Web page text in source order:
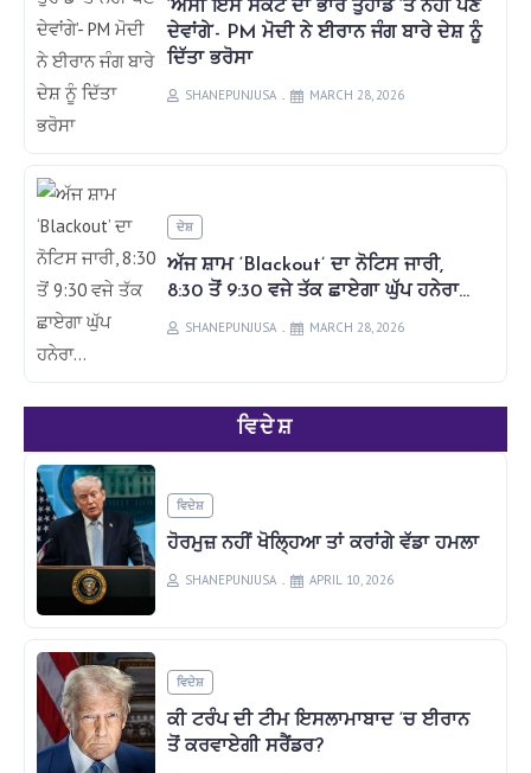
‘ਅਸੀਂ ਇਸ ਸੰਕਟ ਦਾ ਭਾਰ ਤੁਹਾਡੇ ‘ਤੇ ਨਹੀਂ ਪੈਣ
ਦੇਵਾਂਗੇ’- PM ਮੋਦੀ ਨੇ ਈਰਾਨ ਜੰਗ ਬਾਰੇ ਦੇਸ਼ ਨੂੰ
ਦਿੱਤਾ ਭਰੋਸਾ
SHANEPUNJUSA MARCH 28, 2026
ਦੇਸ਼
ਅੱਜ ਸ਼ਾਮ ‘Blackout’ ਦਾ ਨੋਟਿਸ ਜਾਰੀ,
8:30 ਤੋਂ 9:30 ਵਜੇ ਤੱਕ ਛਾਏਗਾ ਘੁੱਪ ਹਨੇਰਾ…
SHANEPUNJUSA MARCH 28, 2026
ਵਿਦੇਸ਼
ਵਿਦੇਸ਼
ਹੋਰਮੁਜ਼ ਨਹੀਂ ਖੋਲ੍ਹਿਆ ਤਾਂ ਕਰਾਂਗੇ ਵੱਡਾ ਹਮਲਾ
SHANEPUNJUSA APRIL 10, 2026
ਵਿਦੇਸ਼
ਕੀ ਟਰੰਪ ਦੀ ਟੀਮ ਇਸਲਾਮਾਬਾਦ ‘ਚ ਈਰਾਨ
ਤੋਂ ਕਰਵਾਏਗੀ ਸਰੈਂਡਰ?